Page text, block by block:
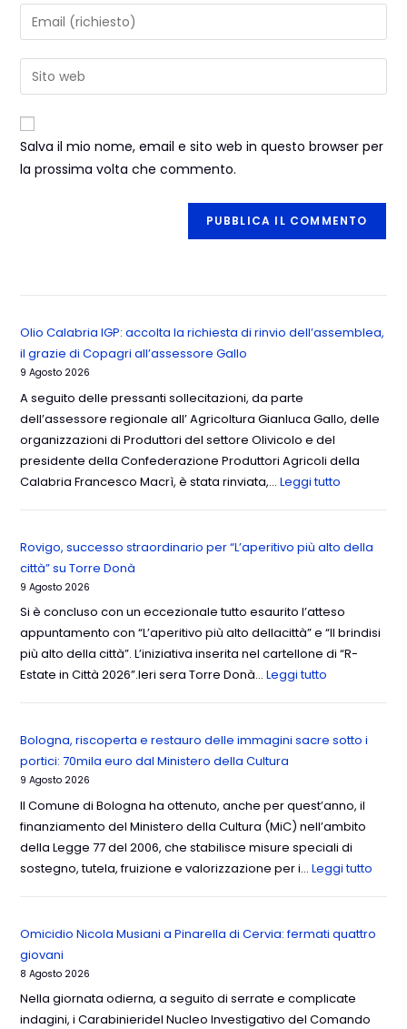
Salva il mio nome, email e sito web in questo browser per
la prossima volta che commento.
Olio Calabria IGP: accolta la richiesta di rinvio dell’assemblea,
il grazie di Copagri all’assessore Gallo
9 Agosto 2026
A seguito delle pressanti sollecitazioni, da parte
dell’assessore regionale all’ Agricoltura Gianluca Gallo, delle
organizzazioni di Produttori del settore Olivicolo e del
presidente della Confederazione Produttori Agricoli della
Calabria Francesco Macrì, è stata rinviata,…Leggi tutto
Rovigo, successo straordinario per “L’aperitivo più alto della
città” su Torre Donà
9 Agosto 2026
Si è concluso con un eccezionale tutto esaurito l’atteso
appuntamento con “L’aperitivo più alto dellacittà” e “Il brindisi
più alto della città”. L’iniziativa inserita nel cartellone di “R-
Estate in Città 2026”.Ieri sera Torre Donà…Leggi tutto
Bologna, riscoperta e restauro delle immagini sacre sotto i
portici: 70mila euro dal Ministero della Cultura
9 Agosto 2026
Il Comune di Bologna ha ottenuto, anche per quest’anno, il
finanziamento del Ministero della Cultura (MiC) nell’ambito
della Legge 77 del 2006, che stabilisce misure speciali di
sostegno, tutela, fruizione e valorizzazione per i…Leggi tutto
Omicidio Nicola Musiani a Pinarella di Cervia: fermati quattro
giovani
8 Agosto 2026
Nella giornata odierna, a seguito di serrate e complicate
indagini, i Carabinieridel Nucleo Investigativo del Comando